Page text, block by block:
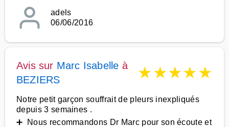
adels
06/06/2016
Avis sur Marc Isabelle à
BEZIERS
★★★★★
Notre petit garçon souffrait de pleurs inexpliqués
depuis 3 semaines .
➕ Nous recommandons Dr Marc pour son écoute et